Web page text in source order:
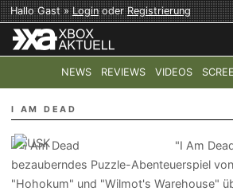
Hallo Gast »LoginoderRegistrierung
NEWS REVIEWS VIDEOS
TOP-THEMEN: COD: MODERN
I AM DEAD
"I Am
bezauberndes Puzzle-Abenteuerspiel
"Hohokum" und "Wilmot's Warehouse"